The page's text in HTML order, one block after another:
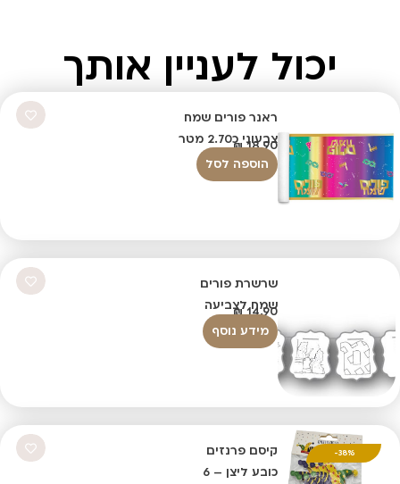
יכול לעניין אותך
ראנר פורים שמח
צבעוני כ2.70 מטר
₪18.90
הוספה לסל
שרשרת פורים
שמח לצביעה
₪14.90
מידע נוסף
38%-
קיסם פרנזים
כובע ליצן – 6